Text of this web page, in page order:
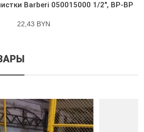
Barberi 050015000 1/2″, ВР-ВР
22,43 BYN